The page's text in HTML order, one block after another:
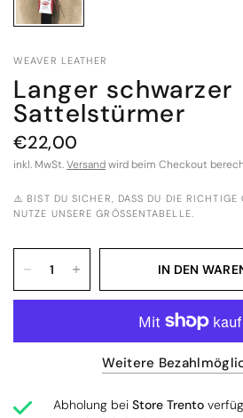
WEAVER LEATHER
Langer schwarzer
Sattelstürmer
€22,00
inkl. MwSt.Versandwird beim Checkout
⚠️ BIST DU SICHER, DASS DU DIE RICHTIGE
UTZE UNSERE GRÖSSENTABELLE.
IN DEN
Weitere
Abholung beiStore Trento